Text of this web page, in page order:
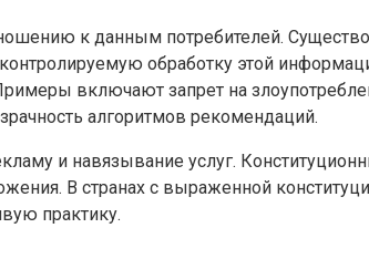
к данным потребителей.
обработку этой
включают запрет на
алгоритмов рекомендаций.
и навязывание услуг.
В странах с выраженной
практику.